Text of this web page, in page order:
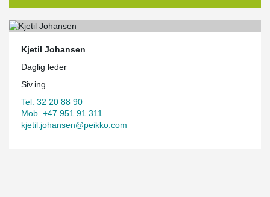
Kjetil Johansen
Daglig leder
Siv.ing.
Tel. 32 20 88 90
Mob. +47 951 91 311
kjetil.johansen@peikko.com